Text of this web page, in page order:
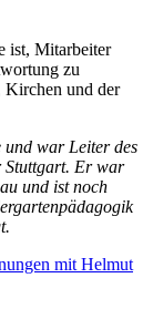
ist, Mitarbeiter
zu
Kirchen und der
war Leiter des
Stuttgart. Er war
und ist noch
mit Helmut